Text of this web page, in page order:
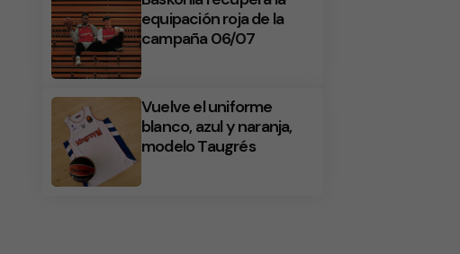
equipación roja de la
campaña 06/07
Vuelve el uniforme
blanco, azul y naranja,
modelo Taugrés